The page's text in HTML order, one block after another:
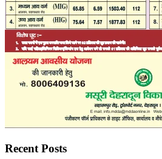
Recent Posts